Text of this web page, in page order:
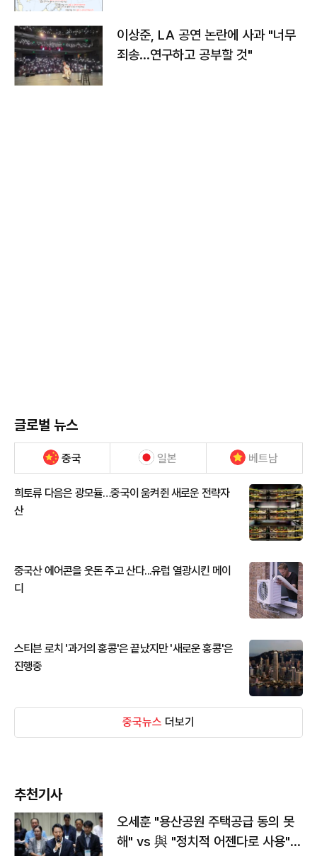
이상준, LA 공연 논란에 사과 "너무
죄송…연구하고 공부할 것"
글로벌 뉴스
중국 일본 베트남
희토류 다음은 광모듈…중국이 움켜쥔 새로운 전략자
산
중국산 에어콘을 웃돈 주고 산다...유럽 열광시킨 메이
디
스티븐 로치 '과거의 홍콩'은 끝났지만 '새로운 홍콩'은
진행중
중국뉴스 더보기
추천기사
오세훈 "용산공원 주택공급 동의 못
해" vs 與 "정치적 어젠다로 사용"